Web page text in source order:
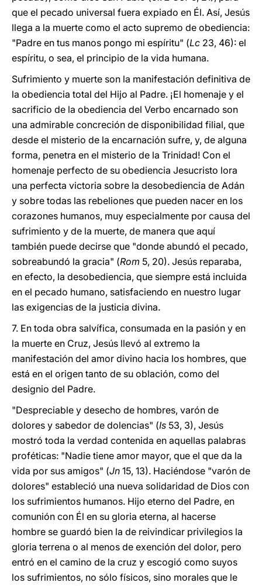
que el pecado universal fuera expiado en Él. Así, Jesús
llega a la muerte como el acto supremo de obediencia:
"Padre en tus manos pongo mi espíritu" (Lc 23, 46): el
espíritu, o sea, el principio de la vida humana.
Sufrimiento y muerte son la manifestación definitiva de
la obediencia total del Hijo al Padre. ¡El homenaje y el
sacrificio de la obediencia del Verbo encarnado son
una admirable concreción de disponibilidad filial, que
desde el misterio de la encarnación sufre, y, de alguna
forma, penetra en el misterio de la Trinidad! Con el
homenaje perfecto de su obediencia Jesucristo lora
una perfecta victoria sobre la desobediencia de Adán
y sobre todas las rebeliones que pueden nacer en los
corazones humanos, muy especialmente por causa del
sufrimiento y de la muerte, de manera que aquí
también puede decirse que "donde abundó el pecado,
sobreabundó la gracia" (Rom 5, 20). Jesús reparaba,
en efecto, la desobediencia, que siempre está incluida
en el pecado humano, satisfaciendo en nuestro lugar
las exigencias de la justicia divina.
7. En toda obra salvífica, consumada en la pasión y en
la muerte en Cruz, Jesús llevó al extremo la
manifestación del amor divino hacia los hombres, que
está en el origen tanto de su oblación, como del
designio del Padre.
"Despreciable y desecho de hombres, varón de
dolores y sabedor de dolencias" (Is 53, 3), Jesús
mostró toda la verdad contenida en aquellas palabras
proféticas: "Nadie tiene amor mayor, que el que da la
vida por sus amigos" (Jn 15, 13). Haciéndose "varón de
dolores" estableció una nueva solidaridad de Dios con
los sufrimientos humanos. Hijo eterno del Padre, en
comunión con Él en su gloria eterna, al hacerse
hombre se guardó bien la de reivindicar privilegios la
gloria terrena o al menos de exención del dolor, pero
entró en el camino de la cruz y escogió como suyos
los sufrimientos, no sólo físicos, sino morales que le